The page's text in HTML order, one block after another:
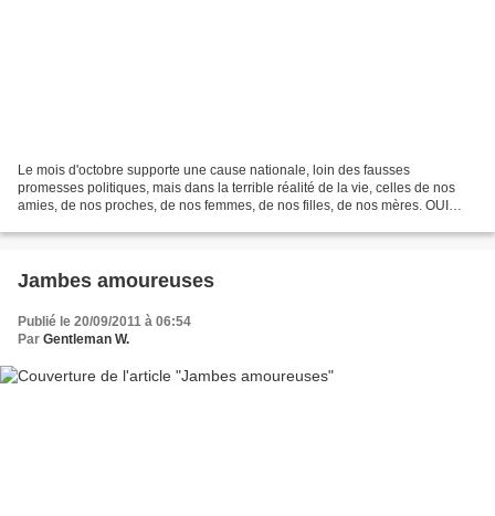
Le mois d'octobre supporte une cause nationale, loin des fausses
promesses politiques, mais dans la terrible réalité de la vie, celles de nos
amies, de nos proches, de nos femmes, de nos filles, de nos mères. OUI
Jambes amoureuses
Publié le 20/09/2011 à 06:54
Par Gentleman W.